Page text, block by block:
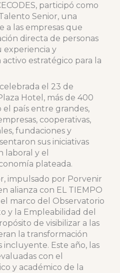
participó como
Senior, una
a las empresas que
directa de personas
experiencia y
estratégico para la
el 23 de
Hotel, más de 400
el país entre grandes,
cooperativas,
fundaciones y
sus iniciativas
laboral y el
plateada.
impulsado por Porvenir
alianza con EL TIEMPO
el marco del Observatorio
y la Empleabilidad del
de visibilizar a las
la transformación
incluyente. Este año, las
con el
y académico de la